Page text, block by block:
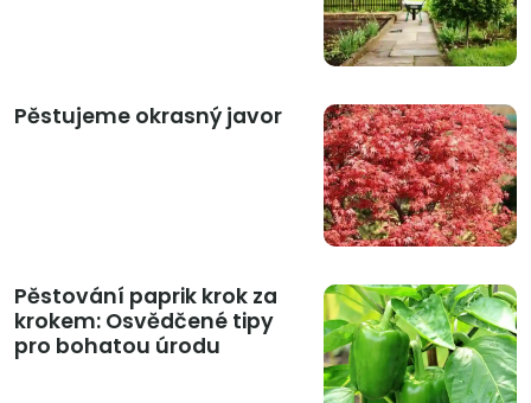
Pěstujeme okrasný javor
Pěstování paprik krok za
krokem: Osvědčené tipy
pro bohatou úrodu